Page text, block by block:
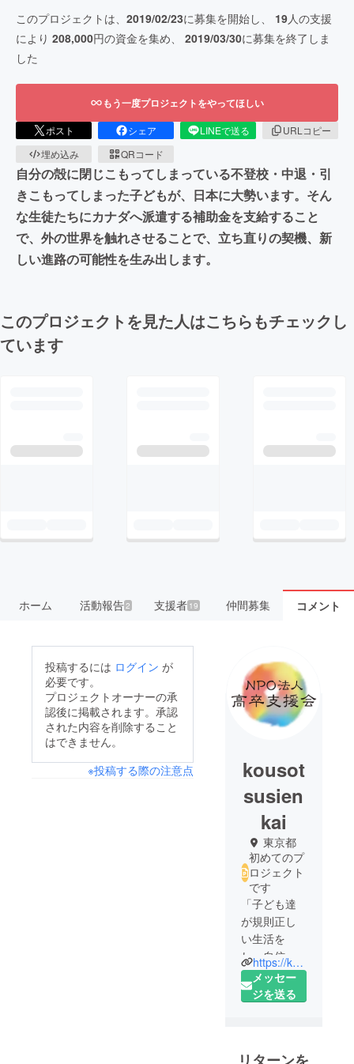
このプロジェクトは、 2019/02/23に募集を開始し、 19人の支援
により 208,000円の資金を集め、 2019/03/30に募集を終了しま
した
もう一度プロジェクトをやってほしい
ポスト シェア LINEで送る
URLコピー
埋め込み
QRコード
自分の殻に閉じこもってしまっている不登校・中退・引
きこもってしまった子どもが、日本に大勢います。そん
な生徒たちにカナダへ派遣する補助金を支給すること
で、外の世界を触れさせることで、立ち直りの契機、新
しい進路の可能性を生み出します。
このプロジェクトを見た人はこちらもチェックし
ています
ホーム 活動報告2 支援者 19 仲間募集 コメント
投稿するには ログイン が
必要です。
プロジェクトオーナーの承
認後に掲載されます。承認
された内容を削除すること
はできません。
※投稿する際の注意点
kousot
susien
kai
東京都
初めてのプ
ロジェクト
です
「子ども達
が規則正し
い生活を
し 自信を
持ち自律し
社会に貢献
ミッション
https://kousotsu.jp/
メッセー
ジを送る
リターンを